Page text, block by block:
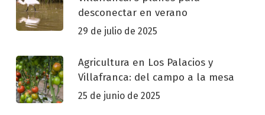
desconectar en verano
29 de julio de 2025
Agricultura en Los Palacios y
Villafranca: del campo a la mesa
25 de junio de 2025